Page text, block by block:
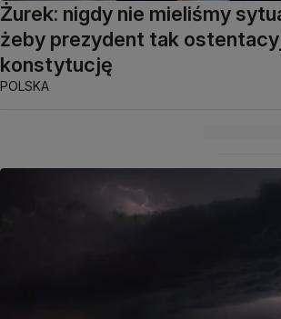
Żurek: nigdy nie mieliśmy
żeby prezydent tak
konstytucję
POLSKA